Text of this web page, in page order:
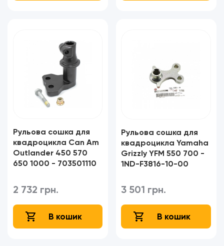
Рульова сошка для
квадроцикла Can Am
Outlander 450 570
650 1000 - 703501110
2 732 грн.
В кошик
Рульова сошка для
квадроцикла Yamaha
Grizzly YFM 550 700 -
1ND-F3816-10-00
3 501 грн.
В кошик